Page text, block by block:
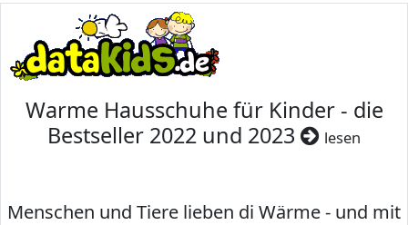
Warme Hausschuhe für Kinder - die
Bestseller 2022 und 2023
lesen
Menschen und Tiere lieben di Wärme - und mit